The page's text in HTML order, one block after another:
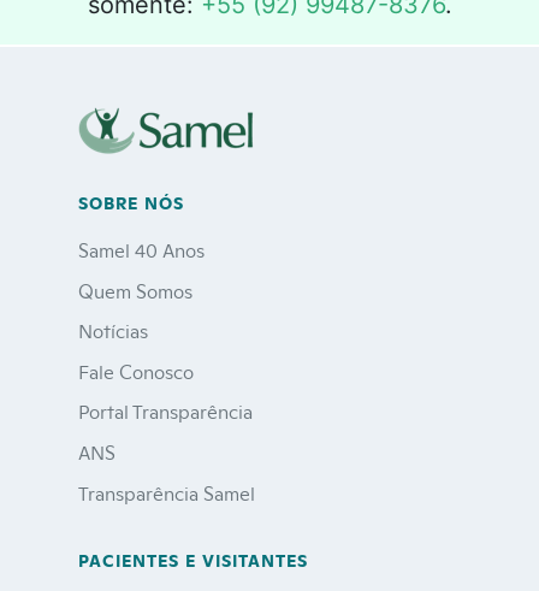
SOBRE NÓS
Samel 40 Anos
Quem Somos
Notícias
Fale Conosco
Portal Transparência
ANS
Transparência Samel
PACIENTES E VISITANTES